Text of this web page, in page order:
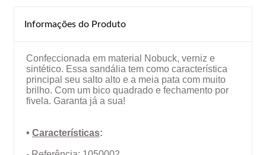
Informações do Produto
Confeccionada em material Nobuck, verniz e
sintético. Essa sandália tem como característica
principal seu salto alto e a meia pata com muito
brilho. Com um bico quadrado e fechamento por
fivela. Garanta já a sua!
• Características: